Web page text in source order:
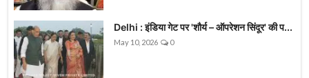
Delhi : इंडिया गेट पर 'शौर्य – ऑपरेशन सिंदूर' की प...
May 10, 2026 0